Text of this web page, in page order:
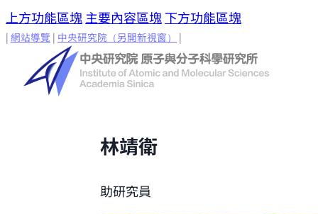
上方功能區塊 主要內容區塊 下方功能區塊
| 網站導覽 | 中央研究院 （另開新視窗） |
林靖衛
助研究員